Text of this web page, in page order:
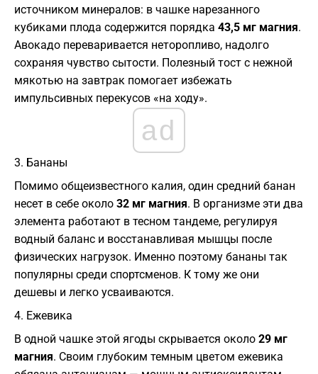
источником минералов: в чашке нарезанного
кубиками плода содержится порядка 43,5 мг магния.
Авокадо переваривается неторопливо, надолго
сохраняя чувство сытости. Полезный тост с нежной
мякотью на завтрак помогает избежать
импульсивных перекусов «на ходу».
ad
​3. Бананы
​Помимо общеизвестного калия, один средний банан
несет в себе около 32 мг магния. В организме эти два
элемента работают в тесном тандеме, регулируя
водный баланс и восстанавливая мышцы после
физических нагрузок. Именно поэтому бананы так
популярны среди спортсменов. К тому же они
дешевы и легко усваиваются.
​4. Ежевика
​В одной чашке этой ягоды скрывается около 29 мг
магния. Своим глубоким темным цветом ежевика